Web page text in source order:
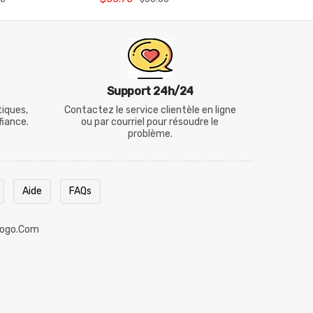
Entraînement
Support 24h/24
Contactez le service clientèle en ligne
ou par courriel pour résoudre le
problème.
Aide FAQs